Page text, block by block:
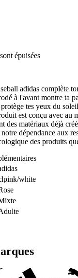
épuisées
adidas complète
à l'avant montre ta
tes yeux du
est conçu avec au
des matériaux déjà
dépendance aux
des produits
white